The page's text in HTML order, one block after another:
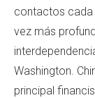
contactos cada
vez más
Washington.
principal